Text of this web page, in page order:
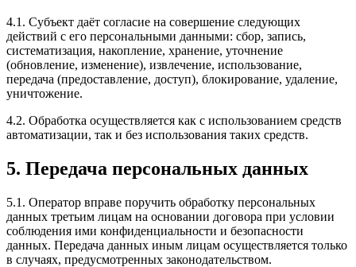
4.1. Субъект даёт согласие на совершение следующих
действий с его персональными данными: сбор, запись,
систематизация, накопление, хранение, уточнение
(обновление, изменение), извлечение, использование,
передача (предоставление, доступ), блокирование, удаление,
уничтожение.
4.2. Обработка осуществляется как с использованием средств
автоматизации, так и без использования таких средств.
5. Передача персональных данных
5.1. Оператор вправе поручить обработку персональных
данных третьим лицам на основании договора при условии
соблюдения ими конфиденциальности и безопасности
данных. Передача данных иным лицам осуществляется только
в случаях, предусмотренных законодательством.